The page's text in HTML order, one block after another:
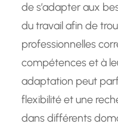
de s’adapter aux
du travail afin de
professionnelles
compétences et à
adaptation peut
flexibilité et une
dans différents